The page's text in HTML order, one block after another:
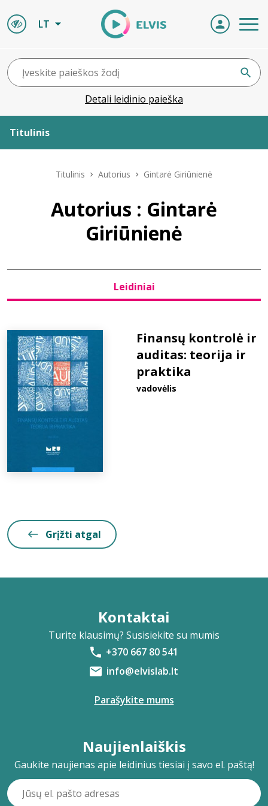
LT
Detali leidinio paieška
Titulinis
Naujienos
Bibliotekoms
D.U.K.
+370 667 80 541
Titulinis Autorius Gintarė Giriūnienė
Autorius : Gintarė
Giriūnienė
Leidiniai
Finansų kontrolė ir
auditas: teorija ir
praktika
vadovėlis
Grįžti atgal
Kontaktai
Turite klausimų? Susisiekite su mumis
+370 667 80 541
info@elvislab.lt
Parašykite mums
Naujienlaiškis
Gaukite naujienas apie leidinius tiesiai į savo el. paštą!